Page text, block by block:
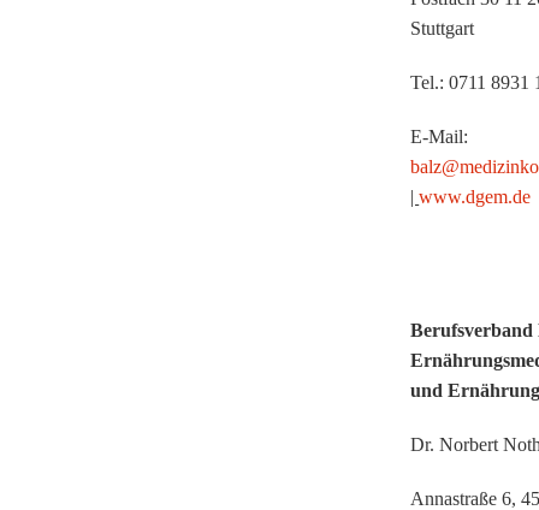
Stuttgart
Tel.: 0711 8931
E-Mail:
|www.dgem.de
Berufsverband
und
Dr. Norbert
Annastraße 6,